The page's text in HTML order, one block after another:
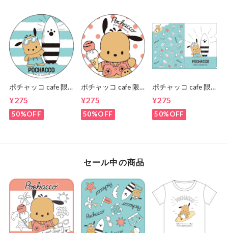
ポチャッコ cafe 限
定コラボ缶バッヂ
（サングラス）
¥275
50%OFF
ポチャッコ cafe 限
定コラボ缶バッヂ
（アイスクリーム）
¥275
50%OFF
ポチャッコ cafe 限
定クリアファイル
¥275
50%OFF
セール中の商品